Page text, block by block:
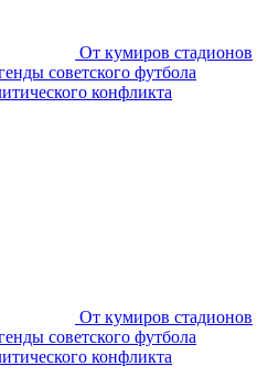
От кумиров стадионов
советского футбола
конфликта
От кумиров стадионов
советского футбола
конфликта